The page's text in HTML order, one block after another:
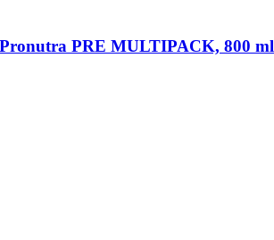
Pronutra PRE MULTIPACK, 800 ml